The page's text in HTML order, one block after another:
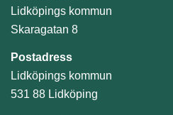
Lidköpings kommun
Skaragatan 8
Postadress
Lidköpings kommun
531 88 Lidköping